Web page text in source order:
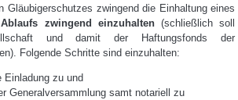
Gläubigerschutzes zwingend die Einhaltung eines
zwingend einzuhalten(schließlich soll
und damit der Haftungsfonds der
Folgende Schritte sind einzuhalten:
Einladung zu und
Generalversammlung samt notariell zu